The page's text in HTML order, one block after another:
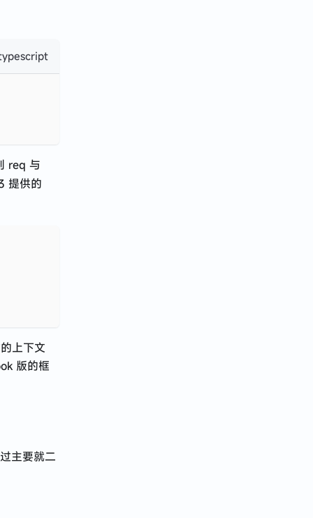
req 与
提供的
上下文
版的框
主要就二